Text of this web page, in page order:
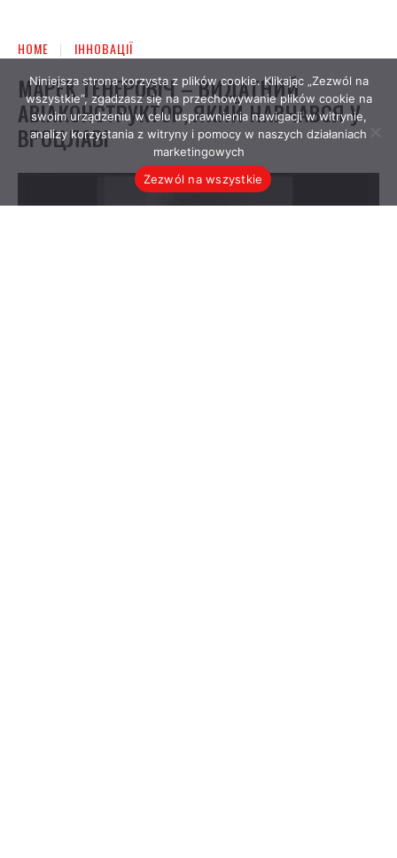
Niniejsza strona korzysta z plików cookie. Klikając „Zezwól na
wszystkie”, zgadzasz się na przechowywanie plików cookie na
swoim urządzeniu w celu usprawnienia nawigacji w witrynie,
analizy korzystania z witryny i pomocy w naszych działaniach
marketingowych
Zezwól na wszystkie